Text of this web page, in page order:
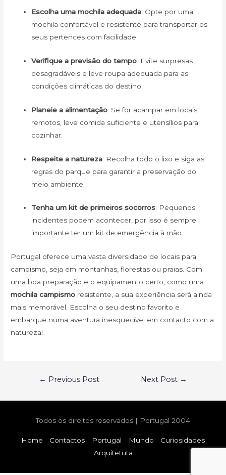
Escolha uma mochila adequada: Opte por uma
mochila confortável e resistente para transportar os
seus pertences com facilidade.
Verifique a previsão do tempo: Evite surpresas
desagradáveis e leve roupa adequada para as
condições climáticas do destino.
Planeie a alimentação: Se for acampar em locais
remotos, leve comida suficiente e utensílios para
cozinhar.
Respeite a natureza: Recolha todo o lixo e siga as
regras do parque para garantir a preservação do
meio ambiente.
Tenha um kit de primeiros socorros: Pequenos
incidentes podem acontecer, por isso é sempre
importante ter um kit de emergência à mão.
Portugal oferece uma vasta diversidade de locais para
campismo, seja em montanhas, florestas ou praias. Com
uma boa preparação e o equipamento certo, como uma
mochila campismo resistente, a sua experiência será ainda
mais memorável. Escolha o seu destino favorito e
embarque numa aventura inesquecível em contacto com a
natureza!
Post
← Previous Post Next Post →
Todos os direitos reservados | Portugal 2004
Home Contactos Portugal Mundo
Curiosidades
Arquitetuta